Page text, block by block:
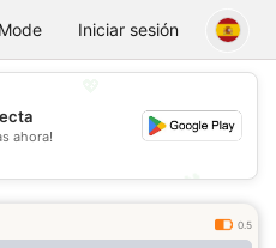
Ora
Mode Iniciar sesión
💕
ahora!
0.5